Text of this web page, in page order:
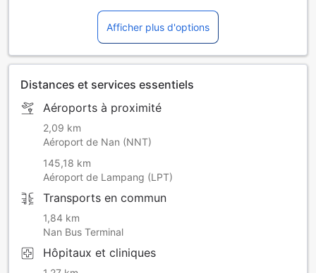
Afficher plus d'options
Distances et services essentiels
Aéroports à proximité
2,09 km
Aéroport de Nan (NNT)
145,18 km
Aéroport de Lampang (LPT)
Transports en commun
1,84 km
Nan Bus Terminal
Hôpitaux et cliniques